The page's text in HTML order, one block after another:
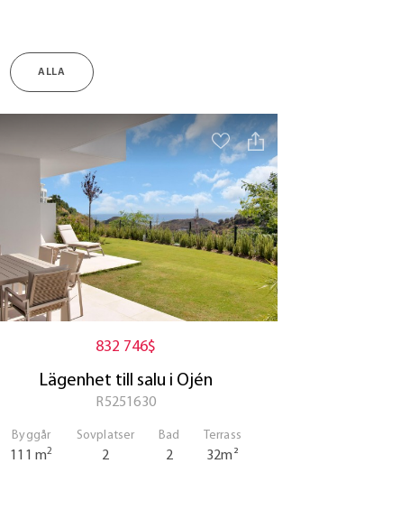
ALLA
832 746$
Lägenhet till salu i Ojén
R5251630
Byggår
111 m2
Sovplatser
2
Bad
2
Terrass
32m²